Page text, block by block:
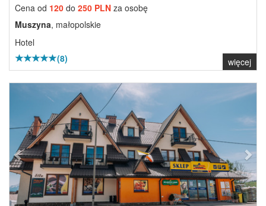
Cena od 120 do 250 PLN za osobę
Muszyna, małopolskie
Hotel
(8)
więcej
Previous Next